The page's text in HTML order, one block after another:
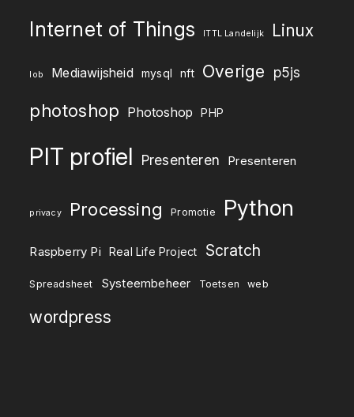
Internet of Things ITTL Landelijk Linux
lob Mediawijsheid mysql nft Overige p5js
photoshop Photoshop PHP
PIT profiel Presenteren Presenteren
privacy Processing Promotie Python
Raspberry Pi Real Life Project Scratch
Spreadsheet Systeembeheer Toetsen web
wordpress